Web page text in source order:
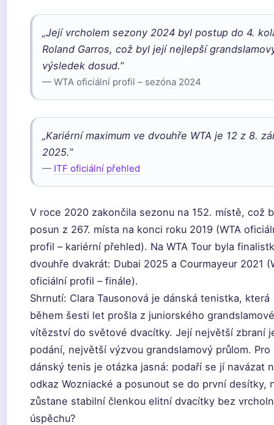
„Její vrcholem sezony 2024 byl postup do 4.
Roland Garros, což byl její nejlepší
výsledek dosud.”
— WTA oficiální profil – sezóna 2024
„Kariérní maximum ve dvouhře WTA je 12 z 8.
2025.”
— ITF oficiální přehled
V roce 2020 zakončila sezonu na 152. místě, což
posun z 267. místa na konci roku 2019 (WTA
profil – kariérní přehled). Na WTA Tour byla
dvouhře dvakrát: Dubai 2025 a Courmayeur 2021
oficiální profil – finále).
Shrnutí: Clara Tausonová je dánská tenistka, která
během šesti let prošla z juniorského
vítězství do světové dvacítky. Její největší zbraní
podání, největší výzvou grandslamový průlom. Pro
dánský tenis je otázka jasná: podaří se jí navázat
odkaz Wozniacké a posunout se do první desítky,
zůstane stabilní členkou elitní dvacítky bez
úspěchu?